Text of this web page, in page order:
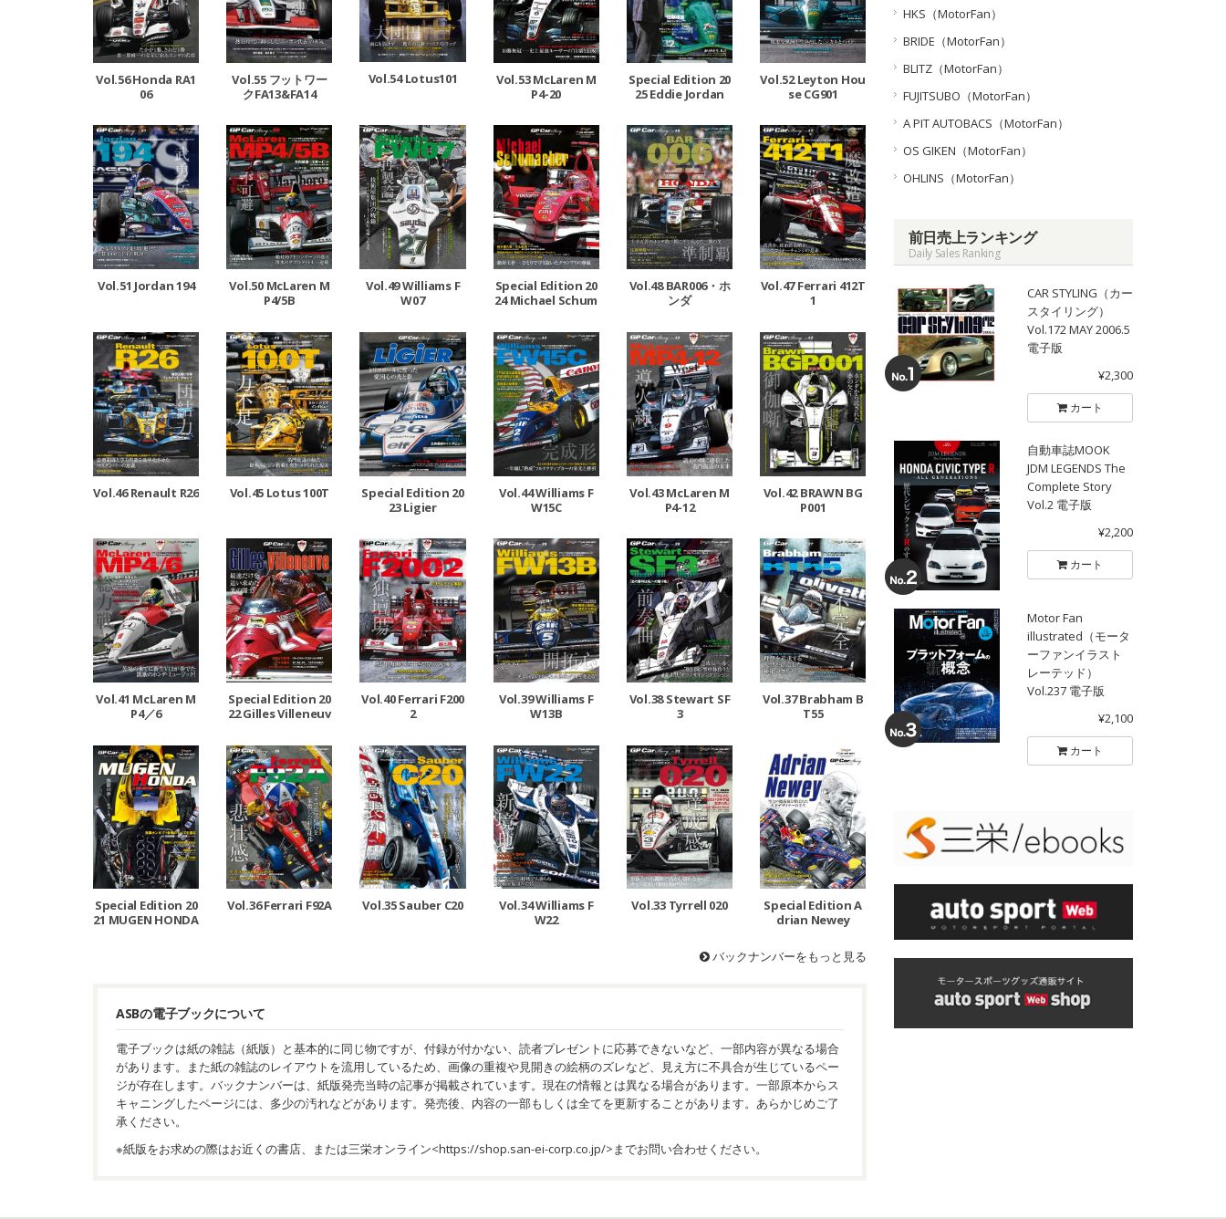
Vol.56 Honda RA1
06
Vol.55 フットワー
クFA13&FA14
Vol.54 Lotus101
Vol.53 McLaren M
P4-20
Special Edition 20
25 Eddie Jordan
Vol.52 Leyton Hou
se CG901
Vol.51 Jordan 194
Vol.50 McLaren M
P4/5B
Vol.49 Williams F
W07
Special Edition 20
24 Michael Schum
Vol.48 BAR006・ホ
ンダ
Vol.47 Ferrari 412T
1
Vol.46 Renault R26 Vol.45 Lotus 100T
Special Edition 20
23 Ligier
Vol.44 Williams F
W15C
Vol.43 McLaren M
P4-12
Vol.42 BRAWN BG
P001
Vol.41 McLaren M
P4／6
Special Edition 20
22 Gilles Villeneuv
Vol.40 Ferrari F200
2
Vol.39 Williams F
W13B
Vol.38 Stewart SF
3
Vol.37 Brabham B
T55
Special Edition 20
21 MUGEN HONDA
Vol.36 Ferrari F92A Vol.35 Sauber C20
Vol.34 Williams F
W22
Vol.33 Tyrrell 020
Special Edition A
drian Newey
バックナンバーをもっと見る
ASBの電子ブックについて
電子ブックは紙の雑誌（紙版）と基本的に同じ物ですが、付録が付かない、読者プレゼントに応募できないなど、一部内容が異なる場合
があります。また紙の雑誌のレイアウトを流用しているため、画像の重複や見開きの絵柄のズレなど、見え方に不具合が生じているペー
ジが存在します。バックナンバーは、紙版発売当時の記事が掲載されています。現在の情報とは異なる場合があります。一部原本からス
キャニングしたページには、多少の汚れなどがあります。発売後、内容の一部もしくは全てを更新することがあります。あらかじめご了
承ください。
※紙版をお求めの際はお近くの書店、または三栄オンライン<https://shop.san-ei-corp.co.jp/>までお問い合わせください。
HKS（MotorFan）
BRIDE（MotorFan）
BLITZ（MotorFan）
FUJITSUBO（MotorFan）
A PIT AUTOBACS（MotorFan）
OS GIKEN（MotorFan）
OHLINS（MotorFan）
前日売上ランキング
Daily Sales Ranking
CAR STYLING（カー
スタイリング）
Vol.172 MAY 2006.5
電子版
¥2,300
カート
自動車誌MOOK
JDM LEGENDS The
Complete Story
Vol.2 電子版
¥2,200
カート
Motor Fan
illustrated（モータ
ーファンイラスト
レーテッド）
Vol.237 電子版
¥2,100
カート